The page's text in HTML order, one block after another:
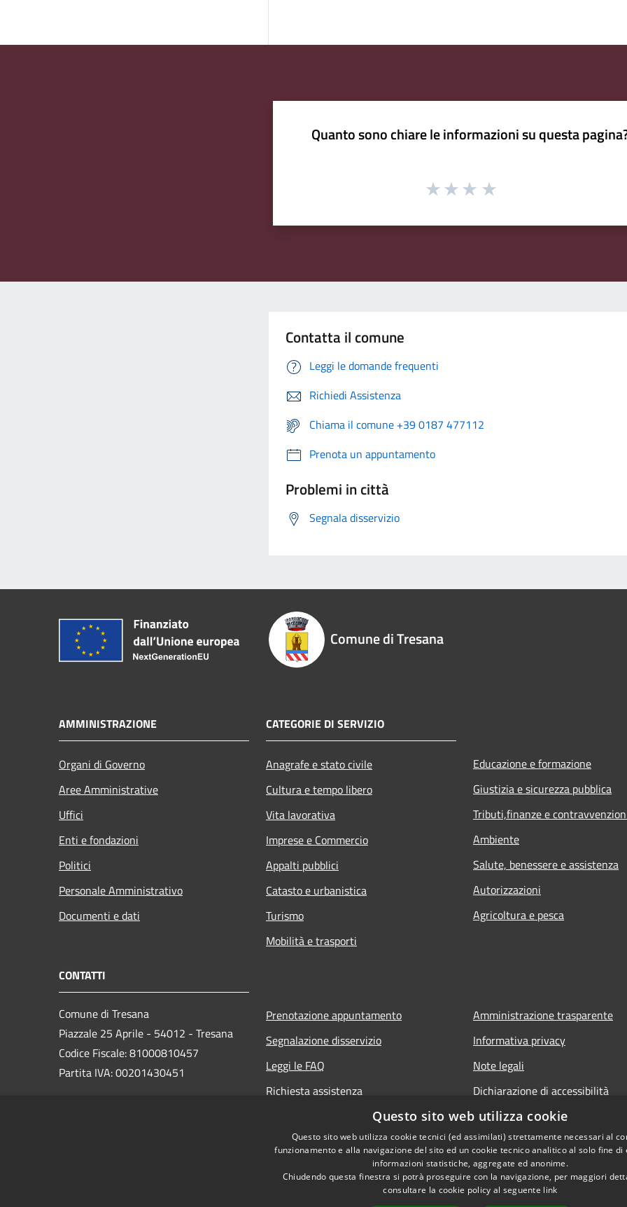
Quanto sono chiare le informazioni su questa
Contatta il comune
Leggi le domande frequenti
Richiedi Assistenza
Chiama il comune +39 0187 477112
Prenota un appuntamento
Problemi in città
Segnala disservizio
Comune di Tresana
AMMINISTRAZIONE
Organi di Governo
Aree Amministrative
Uffici
Enti e fondazioni
Politici
Personale Amministrativo
Documenti e dati
CATEGORIE DI SERVIZIO
Anagrafe e stato civile
Cultura e tempo libero
Vita lavorativa
Imprese e Commercio
Appalti pubblici
Catasto e urbanistica
Turismo
Mobilità e trasporti
Educazione e formazione
Giustizia e sicurezza pubblica
Tributi,finanze e
Ambiente
Salute, benessere e assistenza
Autorizzazioni
Agricoltura e pesca
CONTATTI
Comune di Tresana
Piazzale 25 Aprile - 54012 - Tresana
Codice Fiscale: 81000810457
Partita IVA: 00201430451
Prenotazione appuntamento
Segnalazione disservizio
Leggi le FAQ
Richiesta assistenza
Amministrazione trasparente
Informativa privacy
Note legali
Dichiarazione di accessibilità
Questo sito web utilizza cookie
Questo sito web utilizza cookie tecnici (ed assimilati) strettamente necessari al
funzionamento e alla navigazione del sito ed un cookie tecnico analitico al solo fine di
informazioni statistiche, aggregate ed anonime.
Chiudendo questa finestra si potrà proseguire con la navigazione, per maggiori
consultare la cookie policy al seguente link